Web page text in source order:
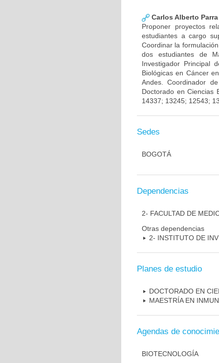
Carlos Alberto
Proponer proyectos
estudiantes a cargo
Coordinar la
dos estudiantes de
Investigador Principal
Biológicas en Cáncer
Andes. Coordinador
Doctorado en Ciencias
14337; 13245; 12543;
Sedes
BOGOTÁ
Dependencias
2- FACULTAD DE
Otras dependencias
2- INSTITUTO DE
Planes de estudio
DOCTORADO EN
MAESTRÍA EN
Agendas de
BIOTECNOLOGÍA